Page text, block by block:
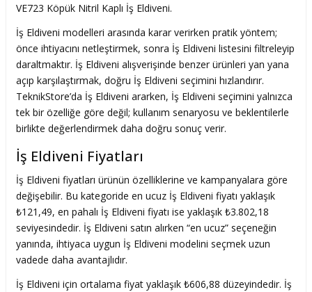
VE723 Köpük Nitril Kaplı İş Eldiveni.
İş Eldiveni modelleri arasında karar verirken pratik yöntem;
önce ihtiyacını netleştirmek, sonra İş Eldiveni listesini filtreleyip
daraltmaktır. İş Eldiveni alışverişinde benzer ürünleri yan yana
açıp karşılaştırmak, doğru İş Eldiveni seçimini hızlandırır.
TeknikStore’da İş Eldiveni ararken, İş Eldiveni seçimini yalnızca
tek bir özelliğe göre değil; kullanım senaryosu ve beklentilerle
birlikte değerlendirmek daha doğru sonuç verir.
İş Eldiveni Fiyatları
İş Eldiveni fiyatları ürünün özelliklerine ve kampanyalara göre
değişebilir. Bu kategoride en ucuz İş Eldiveni fiyatı yaklaşık
₺121,49, en pahalı İş Eldiveni fiyatı ise yaklaşık ₺3.802,18
seviyesindedir. İş Eldiveni satın alırken “en ucuz” seçeneğin
yanında, ihtiyaca uygun İş Eldiveni modelini seçmek uzun
vadede daha avantajlıdır.
İş Eldiveni için ortalama fiyat yaklaşık ₺606,88 düzeyindedir. İş